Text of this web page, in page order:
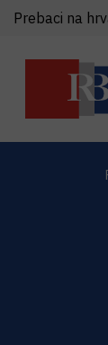
Prebaci na